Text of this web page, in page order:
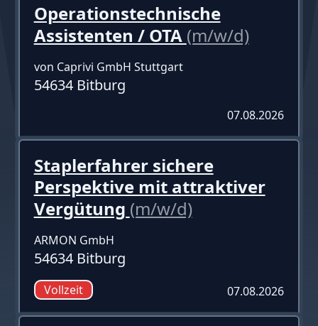
Operationstechnische
Assistenten / OTA (m/w/d)
von Caprivi GmbH Stuttgart
54634 Bitburg
07.08.2026
Staplerfahrer sichere
Perspektive mit attraktiver
Vergütung (m/w/d)
ARMON GmbH
54634 Bitburg
Vollzeit 07.08.2026